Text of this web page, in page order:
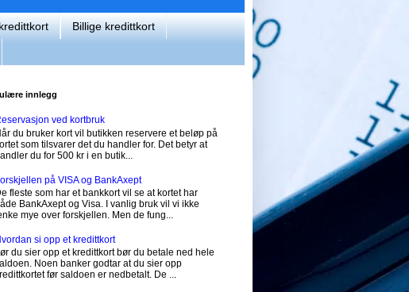
Billige kredittkort
innlegg
ved kortbruk
du bruker kort vil butikken reservere et beløp på
som tilsvarer det du handler for. Det betyr at
du for 500 kr i en butik...
på VISA og BankAxept
fleste som har et bankkort vil se at kortet har
BankAxept og Visa. I vanlig bruk vil vi ikke
mye over forskjellen. Men de fung...
si opp et kredittkort
du sier opp et kredittkort bør du betale ned hele
Noen banker godtar at du sier opp
før saldoen er nedbetalt. De ...